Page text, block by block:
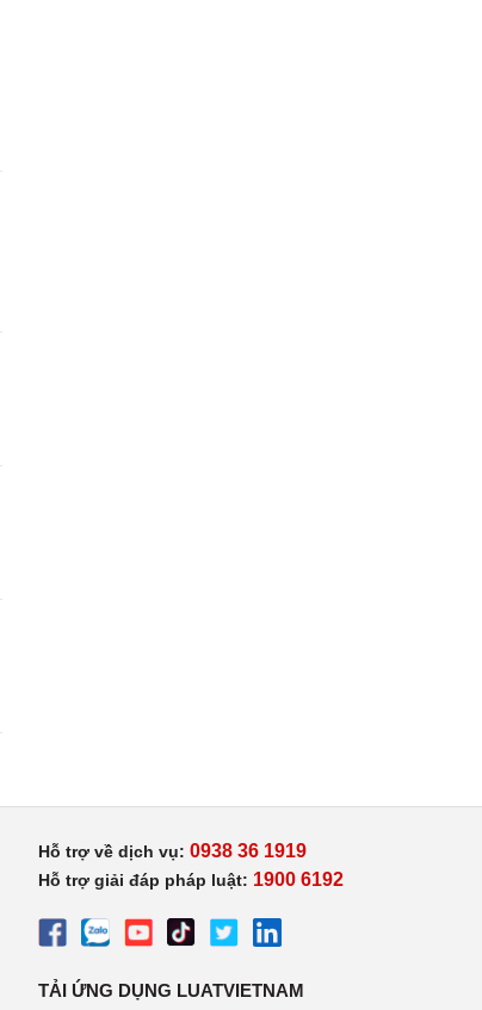
Hỗ trợ về dịch vụ: 0938 36 1919
Hỗ trợ giải đáp pháp luật: 1900 6192
TẢI ỨNG DỤNG LUATVIETNAM